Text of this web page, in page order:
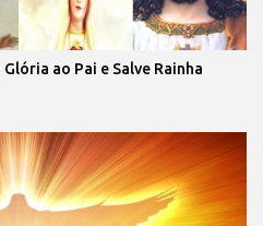
ao Pai e Salve Rainha